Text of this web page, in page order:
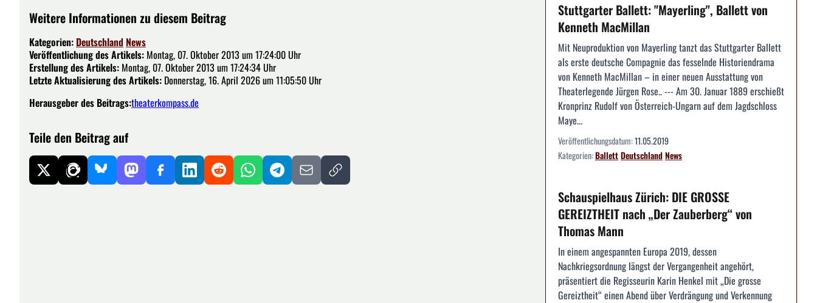
Weitere Informationen zu diesem Beitrag
Kategorien: Deutschland News
Veröffentlichung des Artikels: Montag, 07. Oktober 2013 um 17:24:00 Uhr
Erstellung des Artikels: Montag, 07. Oktober 2013 um 17:24:34 Uhr
Letzte Aktualisierung des Artikels: Donnerstag, 16. April 2026 um 11:05:50 Uhr
Herausgeber des Beitrags:theaterkompass.de
Teile den Beitrag auf
Stuttgarter Ballett: "Mayerling", Ballett von
Kenneth MacMillan
Mit Neuproduktion von Mayerling tanzt das Stuttgarter Ballett
als erste deutsche Compagnie das fesselnde Historiendrama
von Kenneth MacMillan – in einer neuen Ausstattung von
Theaterlegende Jürgen Rose.. --- Am 30. Januar 1889 erschießt
Kronprinz Rudolf von Österreich-Ungarn auf dem Jagdschloss
Maye...
Veröffentlichungsdatum:11.05.2019
Kategorien:BallettDeutschlandNews
Schauspielhaus Zürich: DIE GROSSE
GEREIZTHEIT nach „Der Zauberberg“ von
Thomas Mann
In einem angespannten Europa 2019, dessen
Nachkriegsordnung längst der Vergangenheit angehört,
präsentiert die Regisseurin Karin Henkel mit „Die grosse
Gereiztheit“ einen Abend über Verdrängung und Verkennung